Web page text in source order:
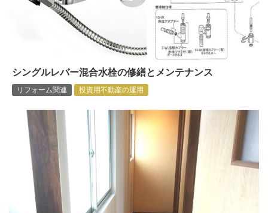
シングルレバー混合水栓の修繕とメンテナンス
リフォーム関連 投資用不動産の運用